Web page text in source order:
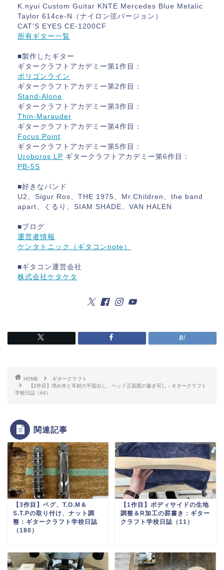
K.nyui Custom Guitar KNTE Mercedes Blue Metalic
Taylor 614ce-N（ナイロン弦バージョン）
CAT'S EYES CE-1200CF
所有ギター一覧
■製作したギター
ギタークラフトアカデミー第1作目：
ポリゴンライン
ギタークラフトアカデミー第2作目：
Stand-Alone
ギタークラフトアカデミー第3作目：
Thin-Marauder
ギタークラフトアカデミー第4作目：
Focus Point
ギタークラフトアカデミー第5作目：
Uroboros LP ギタークラフトアカデミー第6作目：
PB-5S
■好きなバンド
U2、Sigur Ros、THE 1975、Mr.Children、the band
apart、くるり、SIAM SHADE、VAN HALEN
■ブログ
運営者情報
ケンタトニック（ギタコンnote）
■ギタコン運営会社
株式会社ケタケタ
HOME
ギタークラフト
【2作目】埋め木と耳材の平面出し、ヘッド正面図の書き写し：ギタークラフト
学校日誌（64）
関連記事
【3作目】ペグ、T.O.M＆
S.T.Pの取り付け、ナット調
整：ギタークラフト学校日誌
（180）
【1作目】ボディサイドの生地
調整＆R加工の罫書き：ギター
クラフト学校日誌（11）